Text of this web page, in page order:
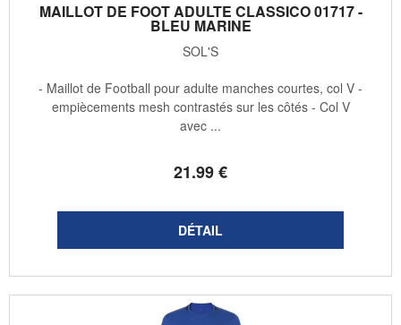
MAILLOT DE FOOT ADULTE CLASSICO 01717 -
BLEU MARINE
SOL'S
21.99€
- Maillot de Football pour adulte manches courtes, col V -
empiècements mesh contrastés sur les côtés - Col V
avec ...